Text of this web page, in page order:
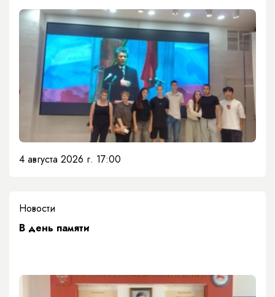
4 августа 2026 г. 17:00
Новости
​В день памяти